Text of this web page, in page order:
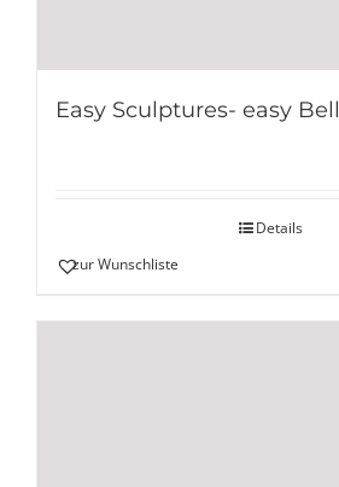
Easy Sculptures- easy Bell
Details
zur Wunschliste